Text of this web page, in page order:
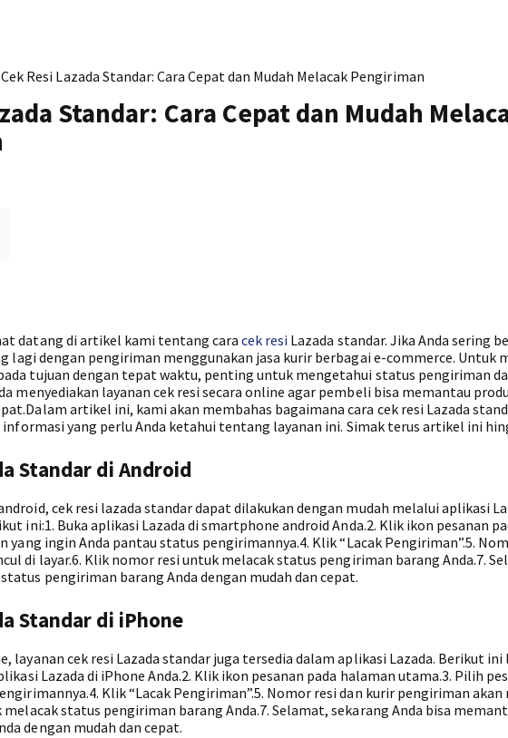
Cek Resi Lazada Standar: Cara Cepat dan Mudah Melacak Pengiriman
Standar: Cara Cepat dan Mudah
datang di artikel kami tentang caracek resi Lazada standar. Jika Anda sering
lagi dengan pengiriman menggunakan jasa kurir berbagai e-commerce. Untuk
tujuan dengan tepat waktu, penting untuk mengetahui status pengiriman
menyediakan layanan cek resi secara online agar pembeli bisa memantau
artikel ini, kami akan membahas bagaimana cara cek resi Lazada
yang perlu Anda ketahui tentang layanan ini. Simak terus artikel ini
Standar di Android
cek resi lazada standar dapat dilakukan dengan mudah melalui aplikasi
ini:1. Buka aplikasi Lazada di smartphone android Anda.2. Klik ikon pesanan
yang ingin Anda pantau status pengirimannya.4. Klik “Lacak Pengiriman”.5.
di layar.6. Klik nomor resi untuk melacak status pengiriman barang Anda.7.
pengiriman barang Anda dengan mudah dan cepat.
Standar di iPhone
layanan cek resi Lazada standar juga tersedia dalam aplikasi Lazada. Berikut
Lazada di iPhone Anda.2. Klik ikon pesanan pada halaman utama.3. Pilih
Klik “Lacak Pengiriman”.5. Nomor resi dan kurir pengiriman akan
status pengiriman barang Anda.7. Selamat, sekarang Anda bisa
dengan mudah dan cepat.